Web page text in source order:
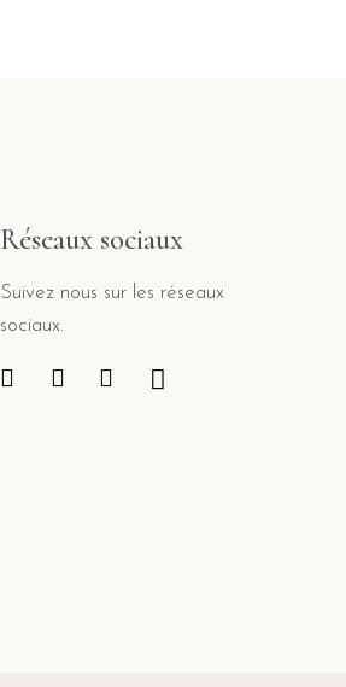
Réseaux sociaux
Suivez nous sur les réseaux
sociaux.